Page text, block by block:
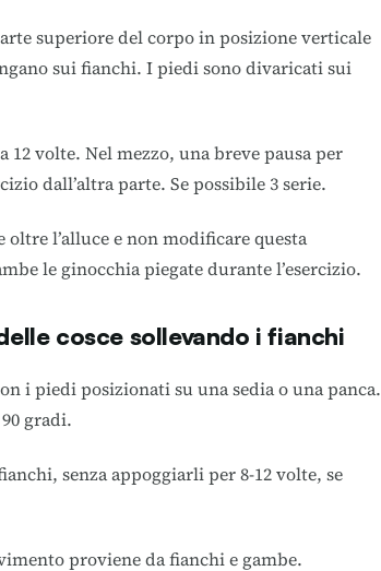
superiore del corpo in posizione verticale
sui fianchi. I piedi sono divaricati sui
12 volte. Nel mezzo, una breve pausa per
dall’altra parte. Se possibile 3 serie.
l’alluce e non modificare questa
le ginocchia piegate durante l’esercizio.
cosce sollevando i fianchi
i piedi posizionati su una sedia o una panca.
gradi.
senza appoggiarli per 8-12 volte, se
proviene da fianchi e gambe.